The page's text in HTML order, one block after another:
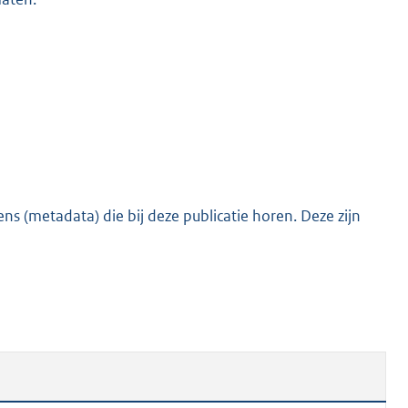
(metadata) die bij deze publicatie horen. Deze zijn